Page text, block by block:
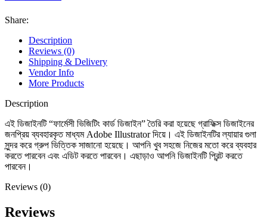
Share:
Description
Reviews (0)
Shipping & Delivery
Vendor Info
More Products
Description
এই ডিজাইনটি “ফার্মেসী ভিজিটিং কার্ড ডিজাইন” তৈরি করা হয়েছে গ্রাফিক্স ডিজাইনের
জনপ্রিয় ব্যবহারকৃত মাধ্যম Adobe Illustrator দিয়ে। এই ডিজাইনটির ল্যায়ার গুলা
সুন্দর করে গ্রুপ ভিত্তিক সাজানো হয়েছে। আপনি খুব সহজে নিজের মতো করে ব্যবহার
করতে পারবেন এবং এডিট করতে পারবেন। এছাড়াও আপনি ডিজাইনটি প্রিন্ট করতে
পারবেন।
Reviews (0)
Reviews